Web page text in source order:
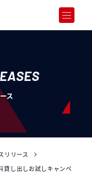
ス
リリース
貸し出しお試しキャンペ